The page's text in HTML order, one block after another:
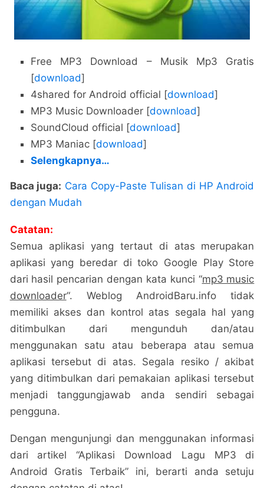
Free MP3 Download – Musik Mp3 Gratis
[download]
4shared for Android official [download]
MP3 Music Downloader [download]
SoundCloud official [download]
MP3 Maniac [download]
Selengkapnya…
Baca juga: Cara Copy-Paste Tulisan di HP Android
dengan Mudah
Catatan:
Semua aplikasi yang tertaut di atas merupakan
aplikasi yang beredar di toko Google Play Store
dari hasil pencarian dengan kata kunci “mp3 music
downloader“. Weblog AndroidBaru.info tidak
memiliki akses dan kontrol atas segala hal yang
ditimbulkan dari mengunduh dan/atau
menggunakan satu atau beberapa atau semua
aplikasi tersebut di atas. Segala resiko / akibat
yang ditimbulkan dari pemakaian aplikasi tersebut
menjadi tanggungjawab anda sendiri sebagai
pengguna.
Dengan mengunjungi dan menggunakan informasi
dari artikel “Aplikasi Download Lagu MP3 di
Android Gratis Terbaik” ini, berarti anda setuju